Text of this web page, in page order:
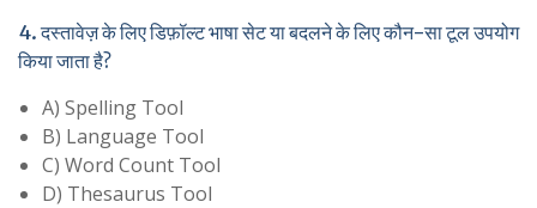
4. दस्तावेज़ के लिए डिफ़ॉल्ट भाषा सेट या बदलने के लिए कौन-सा टूल उपयोग
किया जाता है?
A) Spelling Tool
B) Language Tool
C) Word Count Tool
D) Thesaurus Tool